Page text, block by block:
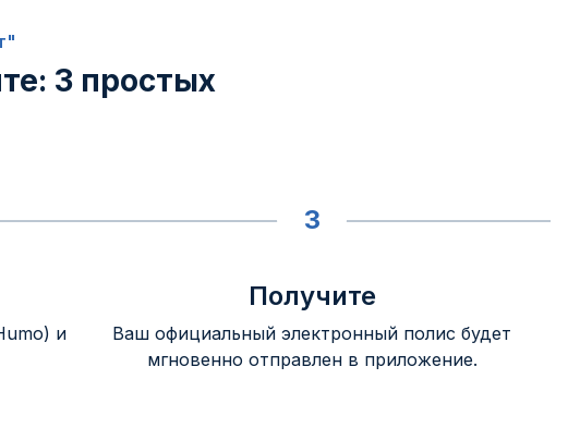
3 простых
и
3
Получите
Ваш официальный электронный полис будет
мгновенно отправлен в приложение.